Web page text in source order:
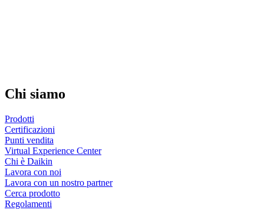
Chi siamo
Prodotti
Certificazioni
Punti vendita
Virtual Experience Center
Chi è Daikin
Lavora con noi
Lavora con un nostro partner
Cerca prodotto
Regolamenti